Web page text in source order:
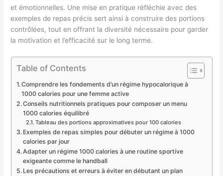
et émotionnelles. Une mise en pratique réfléchie avec des
exemples de repas précis sert ainsi à construire des portions
contrôlées, tout en offrant la diversité nécessaire pour garder
la motivation et l’efficacité sur le long terme.
Table of Contents
Comprendre les fondements d’un régime hypocalorique à
1000 calories pour une femme active
Conseils nutritionnels pratiques pour composer un menu
1000 calories équilibré
Tableau des portions approximatives pour 100 calories
Exemples de repas simples pour débuter un régime à 1000
calories par jour
Adapter un régime 1000 calories à une routine sportive
exigeante comme le handball
Les précautions et erreurs à éviter en débutant un plan